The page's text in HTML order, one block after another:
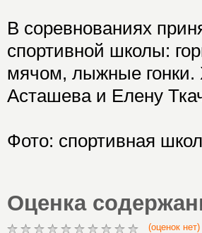
В соревнованиях
спортивной школы:
мячом, лыжные гонки.
Асташева и Елену
Фото: спортивная
Оценка
(оценок нет)